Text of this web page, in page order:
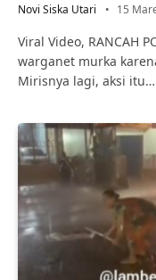
Novi Siska Utari 15
Viral Video, RANCAH
warganet murka
Mirisnya lagi, aksi itu…